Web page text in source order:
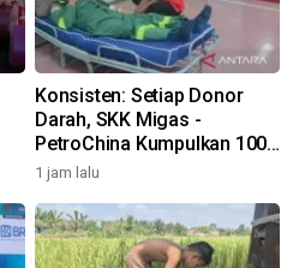
Konsisten: Setiap Donor
Darah, SKK Migas -
PetroChina Kumpulkan 100+
Kantong
1 jam lalu